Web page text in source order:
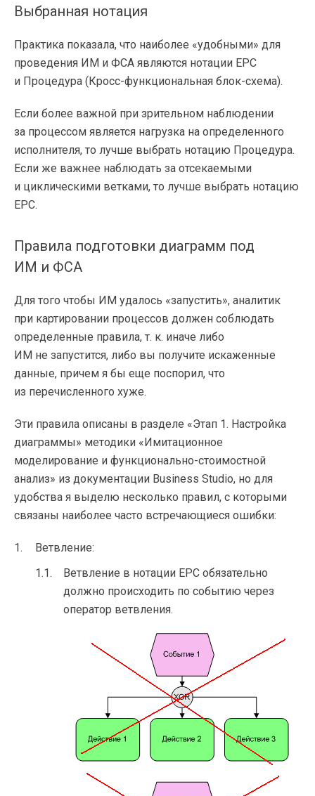
Выбранная нотация
Практика показала, что наиболее «удобными» для
проведения ИМ и ФСА являются нотации EPC
и Процедура ( Кросс-функциональная блок-схема).
Если более важной при зрительном наблюдении
за процессом является нагрузка на определенного
исполнителя, то лучше выбрать нотацию Процедура.
Если же важнее наблюдать за отсекаемыми
и циклическими ветками, то лучше выбрать нотацию
EPC.
Правила подготовки диаграмм под
ИМ и ФСА
Для того чтобы ИМ удалось «запустить», аналитик
при картировании процессов должен соблюдать
определенные правила, т. к. иначе либо
ИМ не запустится, либо вы получите искаженные
данные, причем я бы еще поспорил, что
из перечисленного хуже.
Эти правила описаны в разделе «Этап 1. Настройка
диаграммы» методики «Имитационное
моделирование и функционально-стоимостной
анализ» из документации Business Studio, но для
удобства я выделю несколько правил, с которыми
связаны наиболее часто встречающиеся ошибки:
Ветвление:
Ветвление в нотации EPC обязательно
должно происходить по событию через
оператор ветвления.